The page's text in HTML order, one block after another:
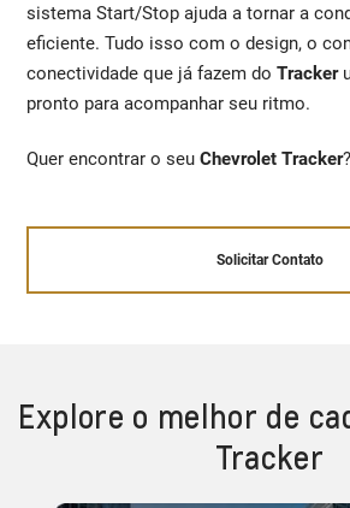
sistema Start/Stop ajuda a tornar a
eficiente. Tudo isso com o design, o
conectividade que já fazem doTracker
pronto para acompanhar seu ritmo.
Quer encontrar o seu Chevrolet Tracker
Solicitar Contato
Explore o melhor de
Tracker